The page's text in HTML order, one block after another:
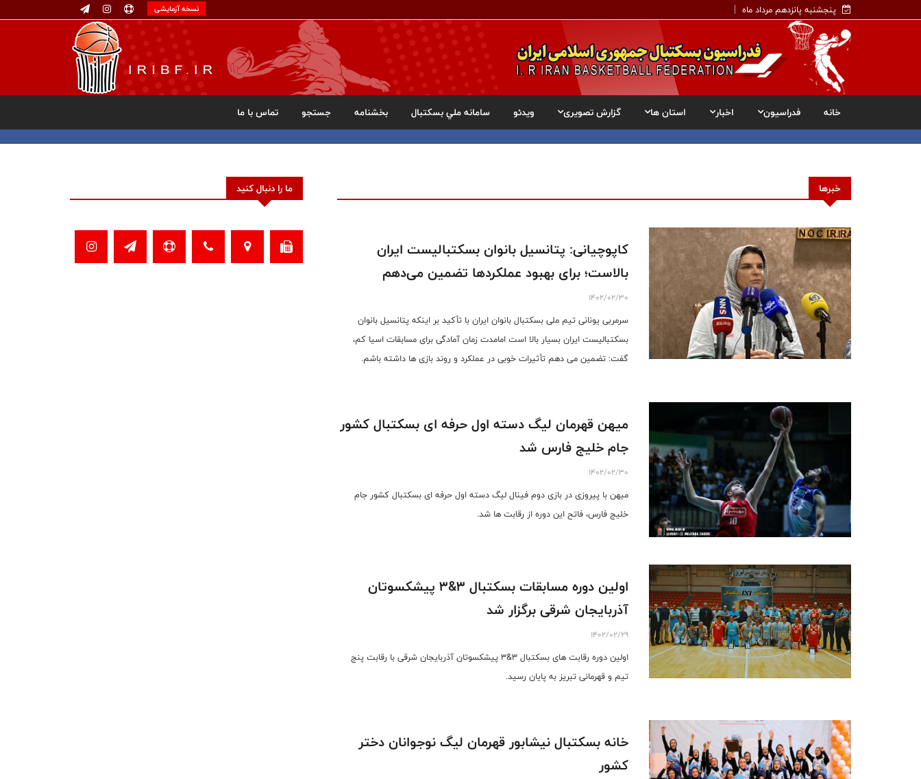
پنجشنبه پانزدهم مرداد ماه نسخه آزمایشی
خانه فدراسیون اخبار استان ها گزارش تصویری ویدئو سامانه ملي بسکتبال بخشنامه جستجو تماس با ما
خبرها
کاپوچیانی: پتانسیل بانوان بسکتبالیست ایران
بالاست؛ برای بهبود عملکردها تضمین می‌دهم
1402/02/30
سرمربی یونانی تیم ملی بسکتبال بانوان ایران با تأکید بر اینکه پتانسیل بانوان
بسکتبالیست ایران بسیار بالا است امامدت زمان آمادگی برای مسابقات اسیا کم،
گفت: تضمین می دهم تأثیرات خوبی در عملکرد و روند بازی ها داشته باشم.
میهن قهرمان لیگ دسته اول حرفه ای بسکتبال کشور
جام خلیج فارس شد
1402/02/30
میهن با پیروزی در بازی دوم فینال لیگ دسته اول حرفه ای بسکتبال کشور جام
خلیج فارس، فاتح این دوره از رقابت ها شد.
اولین دوره مسابقات بسکتبال 3&3 پیشکسوتان
آذربایجان شرقی برگزار شد
1402/02/29
اولین دوره رقابت های بسکتبال 3&3 پیشکسوتان آذربایجان شرقی با رقابت پنج
تیم و قهرمانی تبریز به پایان رسید.
خانه بسکتبال نیشابور قهرمان لیگ نوجوانان دختر
کشور
ما را دنبال کنید